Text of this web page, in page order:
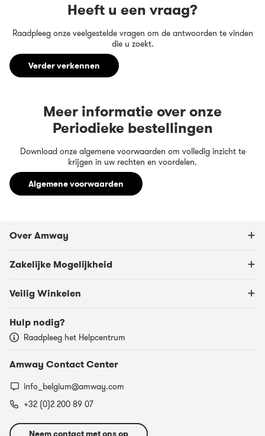
Heeft u een vraag?
Raadpleeg onze veelgestelde vragen om de antwoorden te vinden
die u zoekt.
Verder verkennen
Meer informatie over onze
Periodieke bestellingen
Download onze algemene voorwaarden om volledig inzicht te
krijgen in uw rechten en voordelen.
Algemene voorwaarden
Over Amway
Zakelijke Mogelijkheid
Veilig Winkelen
Hulp nodig?
Raadpleeg het Helpcentrum
Amway Contact Center
info_belgium@amway.com
+32 (0)2 200 89 07